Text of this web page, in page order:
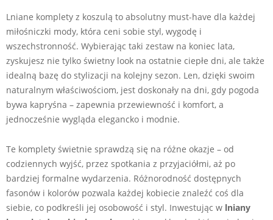
Lniane komplety z koszulą to absolutny must-have dla każdej
miłośniczki mody, która ceni sobie styl, wygodę i
wszechstronność. Wybierając taki zestaw na koniec lata,
zyskujesz nie tylko świetny look na ostatnie ciepłe dni, ale także
idealną bazę do stylizacji na kolejny sezon. Len, dzięki swoim
naturalnym właściwościom, jest doskonały na dni, gdy pogoda
bywa kapryśna – zapewnia przewiewność i komfort, a
jednocześnie wygląda elegancko i modnie.
Te komplety świetnie sprawdzą się na różne okazje – od
codziennych wyjść, przez spotkania z przyjaciółmi, aż po
bardziej formalne wydarzenia. Różnorodność dostępnych
fasonów i kolorów pozwala każdej kobiecie znaleźć coś dla
siebie, co podkreśli jej osobowość i styl. Inwestując w lniany